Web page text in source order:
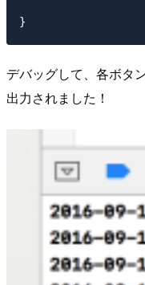
デバッグして、各ボタ
出力されました！